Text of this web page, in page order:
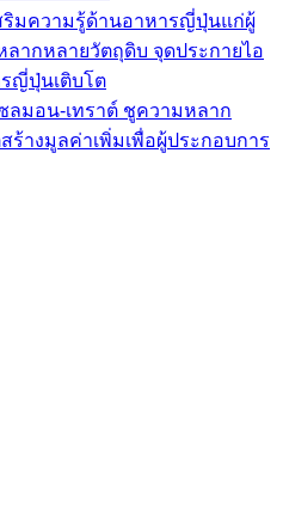
ริมความรู้ด้านอาหารญี่ปุ่นแก่ผู้
ากหลายวัตถุดิบ จุดประกายไอ
ญี่ปุ่นเติบโต
ลมอน-เทราต์ ชูความหลาก
ร้างมูลค่าเพิ่มเพื่อผู้ประกอบการ